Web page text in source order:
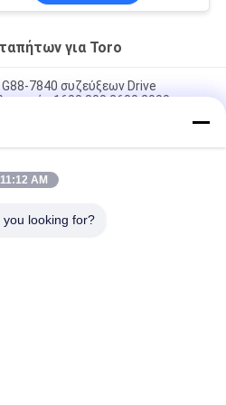
για Toro
7840 συζεύξεων Drive
1600 800 2600 2000
δαχτυλιδιών έμβολο
Αξό-Ηλιακό G107-8128 Fits Toro
11:12 AM
looking for?